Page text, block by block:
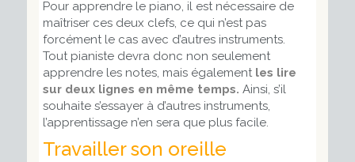
Pour apprendre le piano, il est nécessaire de
maîtriser ces deux clefs, ce qui n’est pas
forcément le cas avec d’autres instruments.
Tout pianiste devra donc non seulement
apprendre les notes, mais également les lire
sur deux lignes en même temps. Ainsi, s’il
souhaite s’essayer à d’autres instruments,
l’apprentissage n’en sera que plus facile.
Travailler son oreille